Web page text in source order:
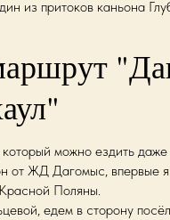
из притоков каньона
можно ездить даже
от ЖД Дагомыс, впервые я
Поляны.
едем в сторону